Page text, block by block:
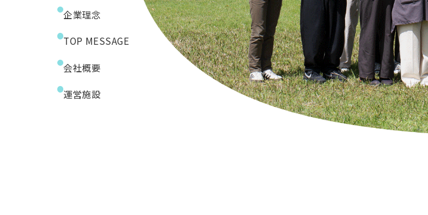
企業理念
TOP MESSAGE
会社概要
運営施設